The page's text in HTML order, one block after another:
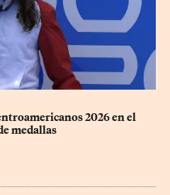
2026 en el
medallas